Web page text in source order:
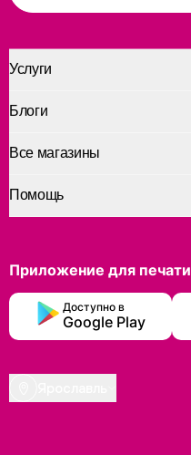
Услуги
Помощь
Блоги
Все магазины
Приложение для печати
Доступно в
Google Play